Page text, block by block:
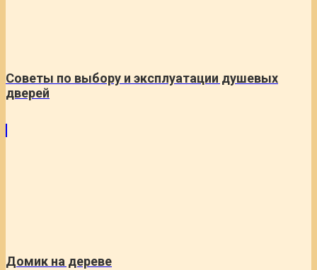
Советы по выбору и эксплуатации душевых
дверей
Домик на дереве